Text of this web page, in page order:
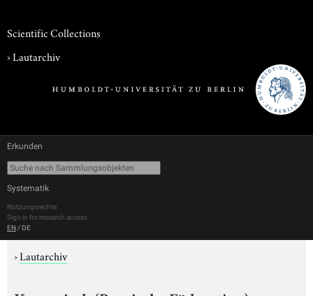
Scientific Collections
›Lautarchiv
Erkunden
Systematik
Nutzungsrechte
Sign in for research access
EN / DE
›Lautarchiv